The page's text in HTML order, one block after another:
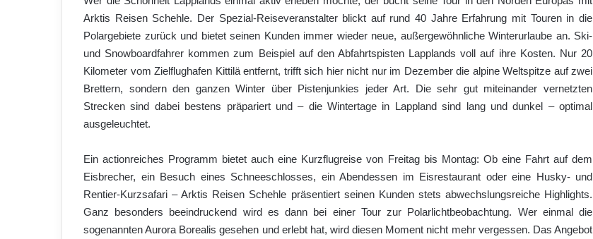
Arktis Reisen Schehle. Der Spezial-Reiseveranstalter blickt auf rund 40 Jahre Erfahrung mit Touren in die
Polargebiete zurück und bietet seinen Kunden immer wieder neue, außergewöhnliche Winterurlaube an. Ski-
und Snowboardfahrer kommen zum Beispiel auf den Abfahrtspisten Lapplands voll auf ihre Kosten. Nur 20
Kilometer vom Zielflughafen Kittilä entfernt, trifft sich hier nicht nur im Dezember die alpine Weltspitze auf zwei
Brettern, sondern den ganzen Winter über Pistenjunkies jeder Art. Die sehr gut miteinander vernetzten
Strecken sind dabei bestens präpariert und – die Wintertage in Lappland sind lang und dunkel – optimal
ausgeleuchtet.
Ein actionreiches Programm bietet auch eine Kurzflugreise von Freitag bis Montag: Ob eine Fahrt auf dem
Eisbrecher, ein Besuch eines Schneeschlosses, ein Abendessen im Eisrestaurant oder eine Husky- und
Rentier-Kurzsafari – Arktis Reisen Schehle präsentiert seinen Kunden stets abwechslungsreiche Highlights.
Ganz besonders beeindruckend wird es dann bei einer Tour zur Polarlichtbeobachtung. Wer einmal die
sogenannten Aurora Borealis gesehen und erlebt hat, wird diesen Moment nicht mehr vergessen. Das Angebot